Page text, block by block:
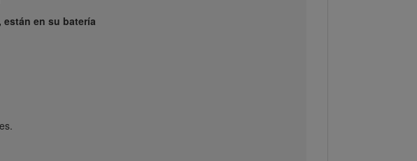
en su batería